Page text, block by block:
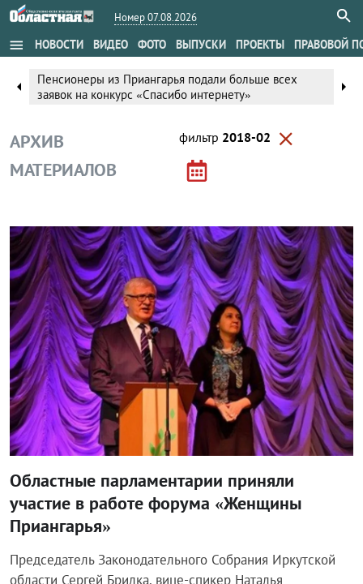
Номер 07.08.2026
menu НОВОСТИ ВИДЕО ФОТО ВЫПУСКИ ПРОЕКТЫ ПРАВОВОЙ
arrow_left
Пенсионеры из Приангарья подали больше всех
заявок на конкурс «Спасибо интернету»
arrow_right
АРХИВ
МАТЕРИАЛОВ
фильтр 2018-02 close
Блог Законодательного собрания
Областные парламентарии приняли
участие в работе форума «Женщины
Приангарья»
Председатель Законодательного Собрания Иркутской
области Сергей Брилка, вице-спикер Наталья